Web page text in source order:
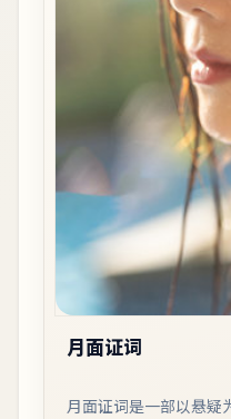
月面证词
月面证词是一部以悬疑